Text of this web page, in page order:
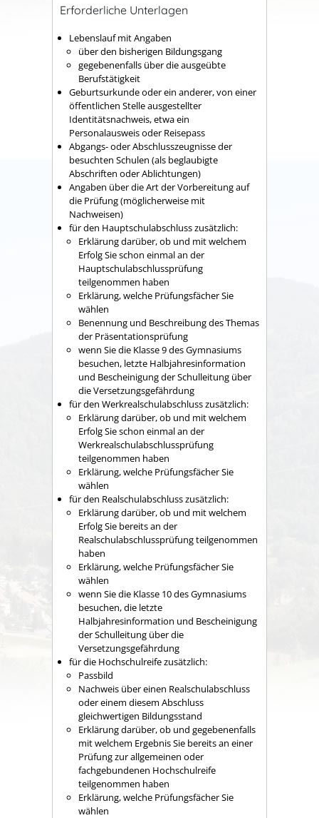
Erforderliche Unterlagen
Lebenslauf mit Angaben
über den bisherigen Bildungsgang
gegebenenfalls über die ausgeübte
Berufstätigkeit
Geburtsurkunde oder ein anderer, von einer
öffentlichen Stelle ausgestellter
Identitätsnachweis, etwa ein
Personalausweis oder Reisepass
Abgangs- oder Abschlusszeugnisse der
besuchten Schulen (als beglaubigte
Abschriften oder Ablichtungen)
Angaben über die Art der Vorbereitung auf
die Prüfung (möglicherweise mit
Nachweisen)
für den Hauptschulabschluss zusätzlich:
Erklärung darüber, ob und mit welchem
Erfolg Sie schon einmal an der
Hauptschulabschlussprüfung
teilgenommen haben
Erklärung, welche Prüfungsfächer Sie
wählen
Benennung und Beschreibung des Themas
der Präsentationsprüfung
wenn Sie die Klasse 9 des Gymnasiums
besuchen, letzte Halbjahresinformation
und Bescheinigung der Schulleitung über
die Versetzungsgefährdung
für den Werkrealschulabschluss zusätzlich:
Erklärung darüber, ob und mit welchem
Erfolg Sie schon einmal an der
Werkrealschulabschlussprüfung
teilgenommen haben
Erklärung, welche Prüfungsfächer Sie
wählen
für den Realschulabschluss zusätzlich:
Erklärung darüber, ob und mit welchem
Erfolg Sie bereits an der
Realschulabschlussprüfung teilgenommen
haben
Erklärung, welche Prüfungsfächer Sie
wählen
wenn Sie die Klasse 10 des Gymnasiums
besuchen, die letzte
Halbjahresinformation und Bescheinigung
der Schulleitung über die
Versetzungsgefährdung
für die Hochschulreife zusätzlich:
Passbild
Nachweis über einen Realschulabschluss
oder einem diesem Abschluss
gleichwertigen Bildungsstand
Erklärung darüber, ob und gegebenenfalls
mit welchem Ergebnis Sie bereits an einer
Prüfung zur allgemeinen oder
fachgebundenen Hochschulreife
teilgenommen haben
Erklärung, welche Prüfungsfächer Sie
wählen